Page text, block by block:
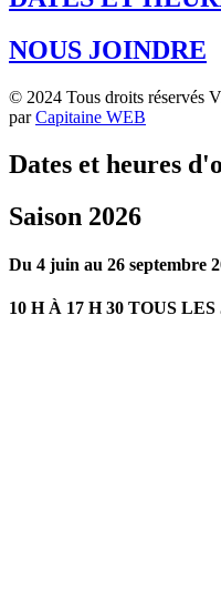
NOUS JOINDRE
© 2024 Tous droits réservés
parCapitaine WEB
Dates et heures
Saison 2026
Du 4 juin au 26 septembre
10 H À 17 H 30 TOUS LES